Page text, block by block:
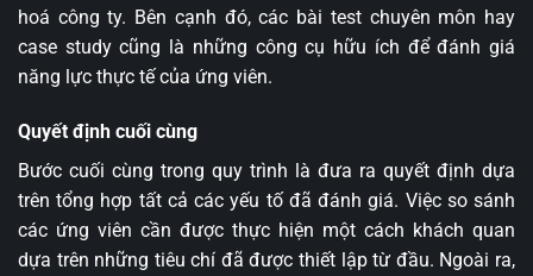
hoá công ty. Bên cạnh đó, các bài test chuyên môn hay
case study cũng là những công cụ hữu ích để đánh giá
năng lực thực tế của ứng viên.
Quyết định cuối cùng
Bước cuối cùng trong quy trình là đưa ra quyết định dựa
trên tổng hợp tất cả các yếu tố đã đánh giá. Việc so sánh
các ứng viên cần được thực hiện một cách khách quan
dựa trên những tiêu chí đã được thiết lập từ đầu. Ngoài ra,